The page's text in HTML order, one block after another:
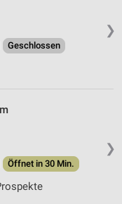
❯
Geschlossen
❯
Öffnet in 30 Min.